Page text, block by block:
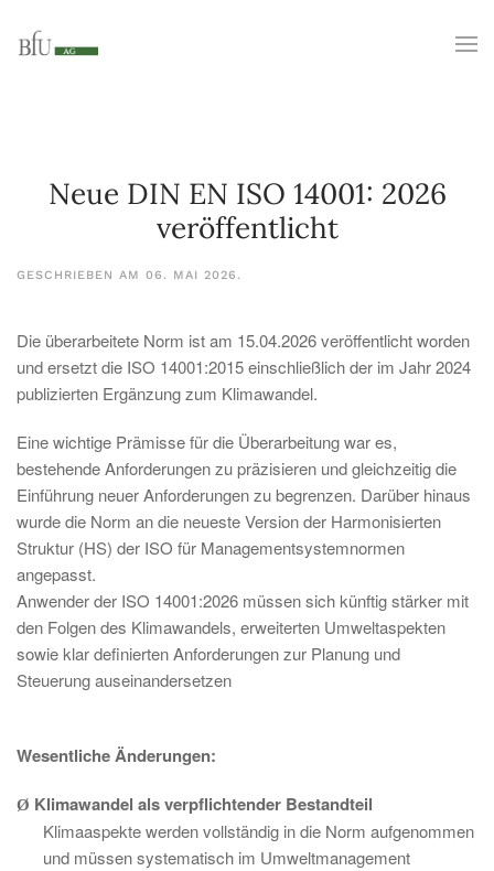
Neue DIN EN ISO 14001: 2026
veröffentlicht
GESCHRIEBEN AM 06. MAI 2026 .
Die überarbeitete Norm ist am 15.04.2026 veröffentlicht worden
und ersetzt die ISO 14001:2015 einschließlich der im Jahr 2024
publizierten Ergänzung zum Klimawandel.
Eine wichtige Prämisse für die Überarbeitung war es,
bestehende Anforderungen zu präzisieren und gleichzeitig die
Einführung neuer Anforderungen zu begrenzen. Darüber hinaus
wurde die Norm an die neueste Version der Harmonisierten
Struktur (HS) der ISO für Managementsystemnormen
angepasst.
Anwender der ISO 14001:2026 müssen sich künftig stärker mit
den Folgen des Klimawandels, erweiterten Umweltaspekten
sowie klar definierten Anforderungen zur Planung und
Steuerung auseinandersetzen
Wesentliche Änderungen:
Ø Klimawandel als verpflichtender Bestandteil
Klimaaspekte werden vollständig in die Norm aufgenommen
und müssen systematisch im Umweltmanagement